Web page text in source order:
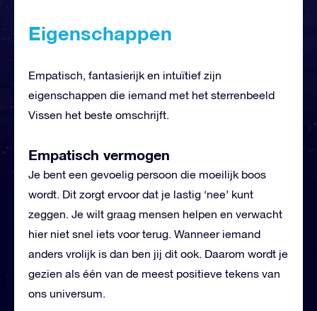
Eigenschappen
Empatisch, fantasierijk en intuïtief zijn
eigenschappen die iemand met het sterrenbeeld
Vissen het beste omschrijft.
Empatisch vermogen
Je bent een gevoelig persoon die moeilijk boos
wordt. Dit zorgt ervoor dat je lastig ‘nee’ kunt
zeggen. Je wilt graag mensen helpen en verwacht
hier niet snel iets voor terug. Wanneer iemand
anders vrolijk is dan ben jij dit ook. Daarom wordt je
gezien als één van de meest positieve tekens van
ons universum.